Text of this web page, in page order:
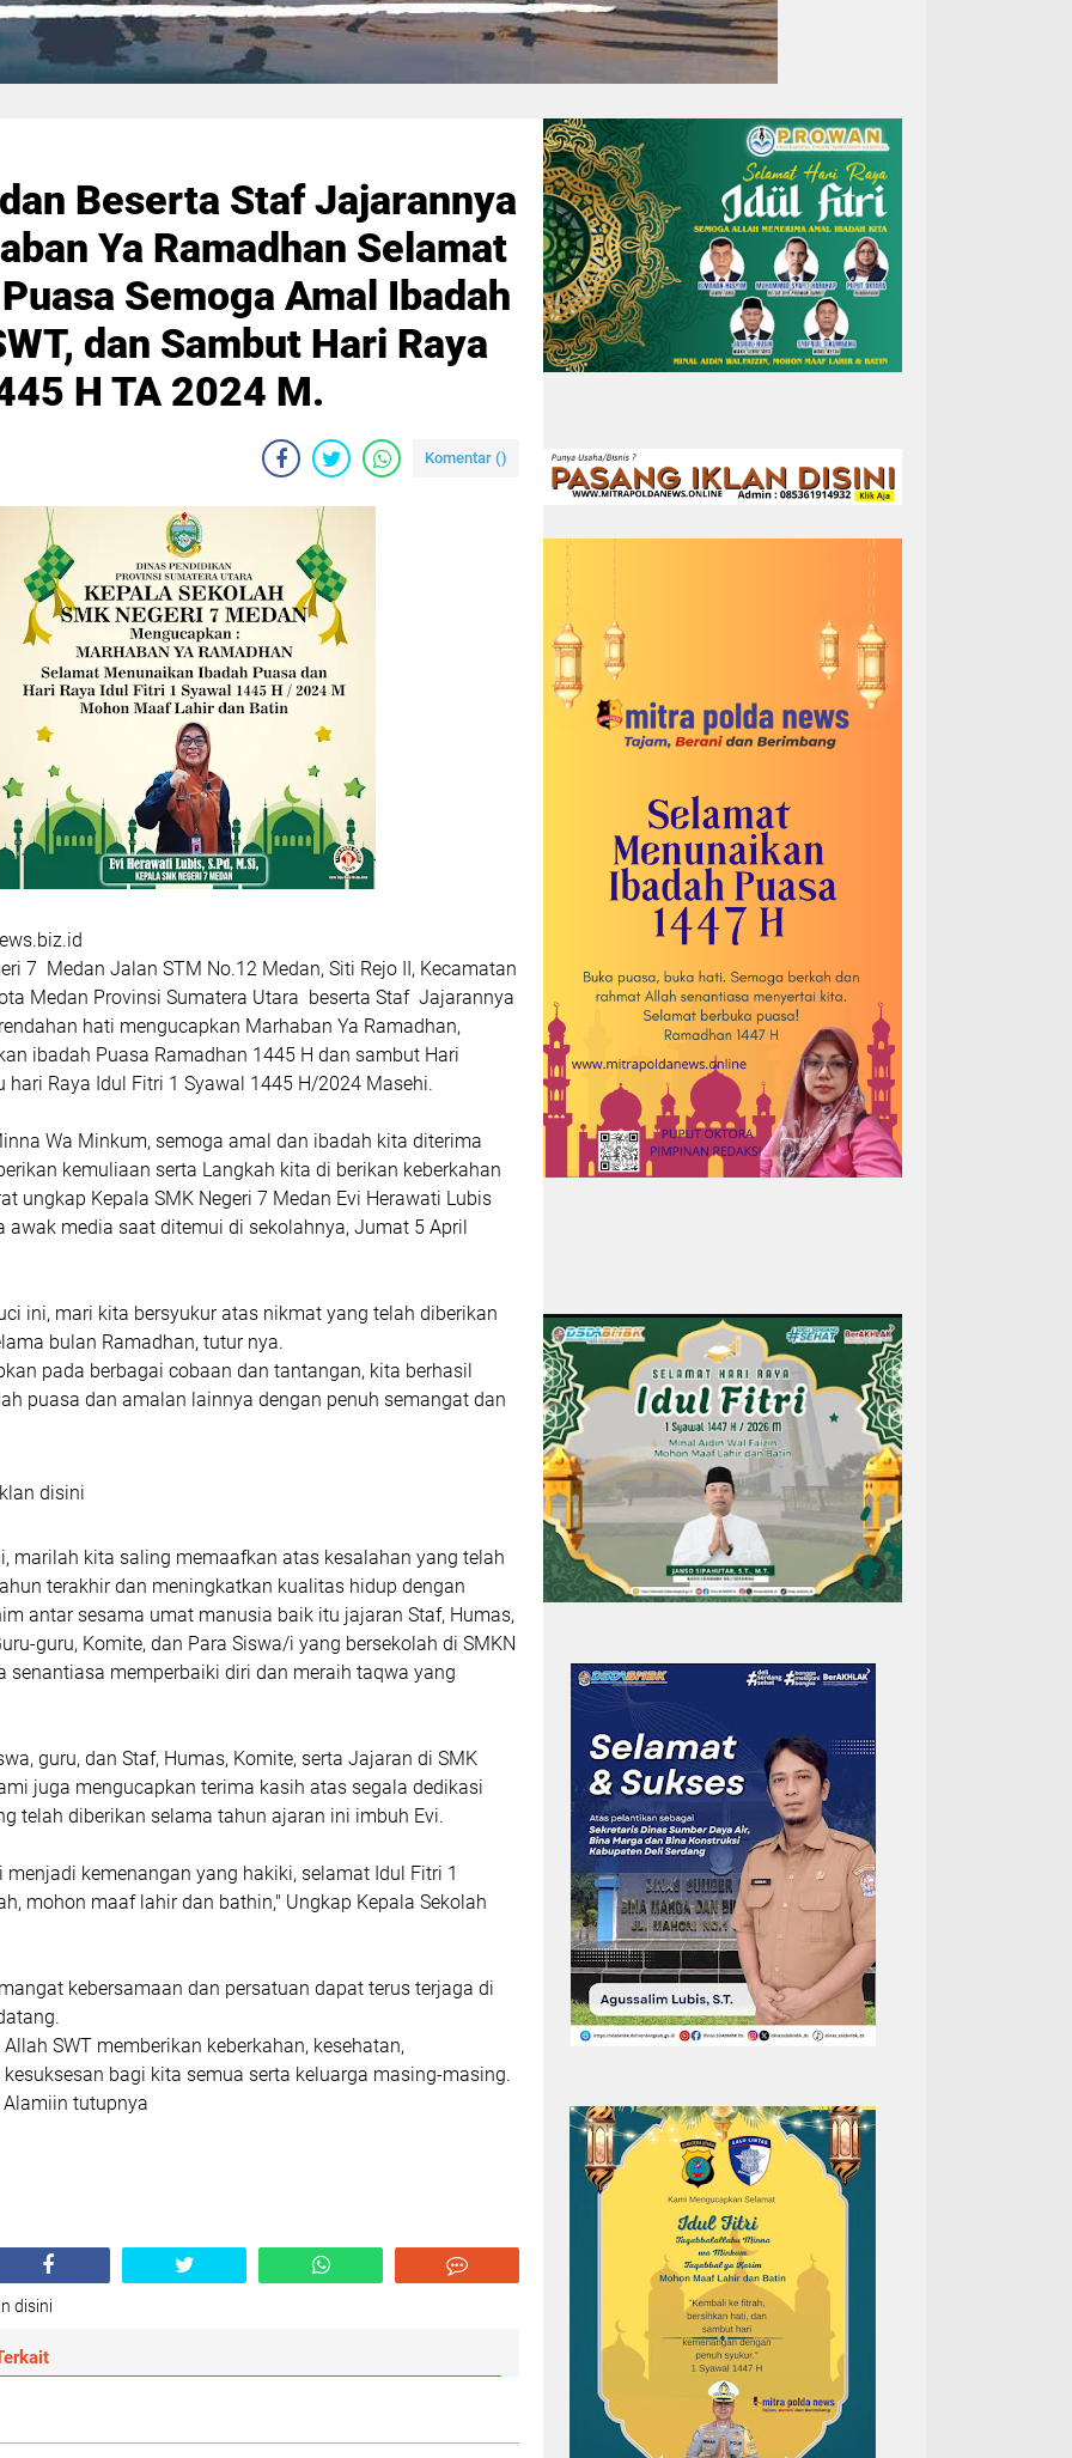
Beserta Staf Jajarannya
Ya Ramadhan Selamat
Semoga Amal Ibadah
dan Sambut Hari Raya
H TA 2024 M.
Komentar ()
7 Medan Jalan STM No.12 Medan, Siti Rejo II, Kecamatan
Medan Provinsi Sumatera Utara beserta Staf Jajarannya
hati mengucapkan Marhaban Ya Ramadhan,
ibadah Puasa Ramadhan 1445 H dan sambut Hari
hari Raya Idul Fitri 1 Syawal 1445 H/2024 Masehi.
Wa Minkum, semoga amal dan ibadah kita diterima
kemuliaan serta Langkah kita di berikan keberkahan
ungkap Kepala SMK Negeri 7 Medan Evi Herawati Lubis
awak media saat ditemui di sekolahnya, Jumat 5 April
ini, mari kita bersyukur atas nikmat yang telah diberikan
bulan Ramadhan, tutur nya.
pada berbagai cobaan dan tantangan, kita berhasil
puasa dan amalan lainnya dengan penuh semangat dan
disini
marilah kita saling memaafkan atas kesalahan yang telah
terakhir dan meningkatkan kualitas hidup dengan
antar sesama umat manusia baik itu jajaran Staf, Humas,
guru, Komite, dan Para Siswa/i yang bersekolah di SMKN
senantiasa memperbaiki diri dan meraih taqwa yang
guru, dan Staf, Humas, Komite, serta Jajaran di SMK
juga mengucapkan terima kasih atas segala dedikasi
telah diberikan selama tahun ajaran ini imbuh Evi.
menjadi kemenangan yang hakiki, selamat Idul Fitri 1
mohon maaf lahir dan bathin," Ungkap Kepala Sekolah
kebersamaan dan persatuan dapat terus terjaga di
SWT memberikan keberkahan, kesehatan,
bagi kita semua serta keluarga masing-masing.
tutupnya
disini